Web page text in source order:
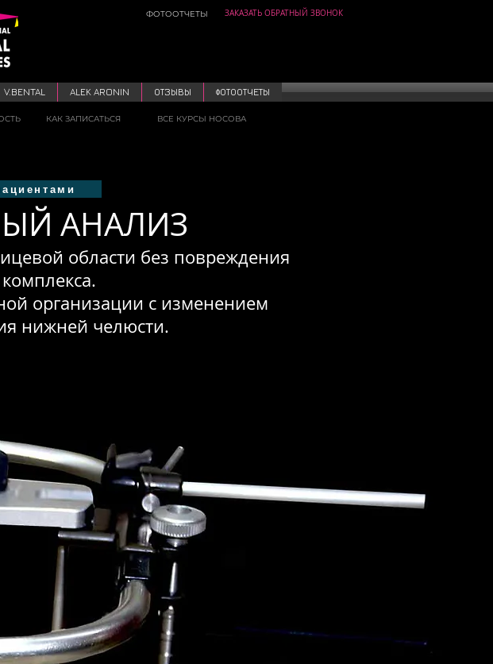
ФОТООТЧЕТЫ ЗАКАЗАТЬ ОБРАТНЫЙ ЗВОНОК
V.BENTAL ALEK ARONIN ОТЗЫВЫ ФОТООТЧЕТЫ
КАК ЗАПИСАТЬСЯ ВСЕ КУРСЫ НОСОВА
АНАЛИЗ
области без повреждения
организации с изменением
нижней челюсти.